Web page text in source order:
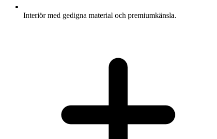
Interiör med gedigna material och premiumkänsla.